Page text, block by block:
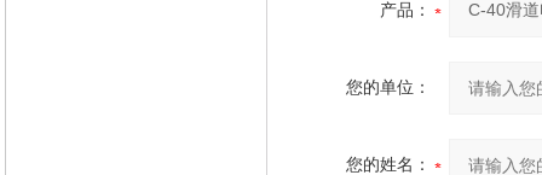
产品：
您的单位：
您的姓名：